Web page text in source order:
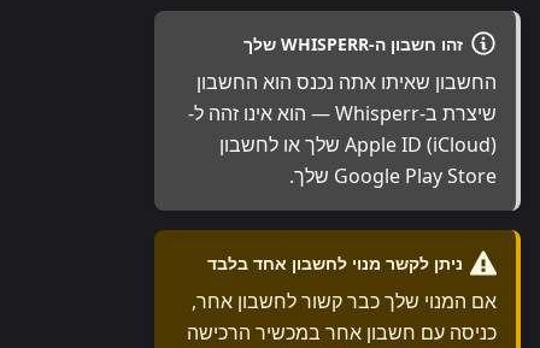
זהו חשבון ה-WHISPERR שלך
החשבון שאיתו אתה נכנס הוא החשבון
שיצרת ב-Whisperr — הוא אינו זהה ל-
Apple ID (iCloud) שלך או לחשבון
Google Play Store שלך.
ניתן לקשר מנוי לחשבון אחד בלבד
אם המנוי שלך כבר קשור לחשבון אחר,
כניסה עם חשבון אחר במכשיר הרכישה